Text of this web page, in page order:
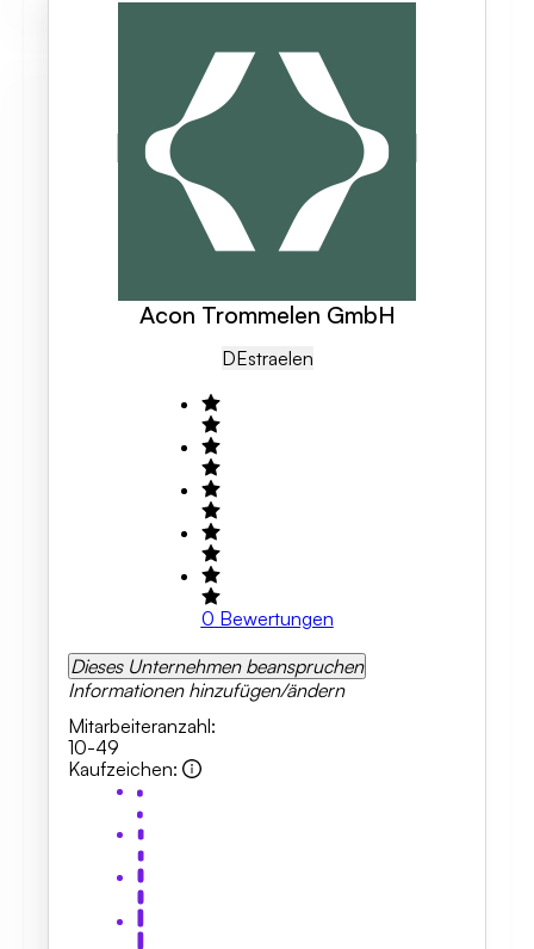
Acon Trommelen GmbH
DEStraelen
0 Bewertungen
Dieses Unternehmen beanspruchen
Informationen hinzufügen/ändern
Mitarbeiteranzahl:
10-49
Kaufzeichen: